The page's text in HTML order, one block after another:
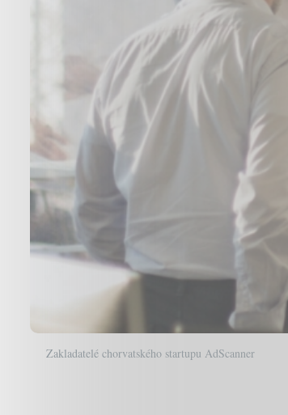
Zakladatelé chorvatského startupu AdScanner